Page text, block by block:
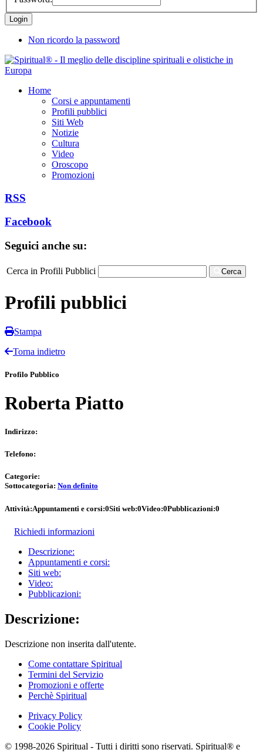
Non ricordo la password
Home
Corsi e appuntamenti
Profili pubblici
Siti Web
Notizie
Cultura
Video
Oroscopo
Promozioni
RSS
Facebook
Seguici anche su:
Cerca in Profili Pubblici Cerca
Profili pubblici
Stampa
Torna indietro
Profilo Pubblico
Roberta Piatto
Indirizzo:
Telefono:
Categorie:
Sottocategoria: Non definito
Attività:Appuntamenti e corsi:0Siti web:0Video:0Pubblicazioni:0
Richiedi informazioni
Descrizione:
Appuntamenti e corsi:
Siti web:
Video:
Pubblicazioni:
Descrizione:
Descrizione non inserita dall'utente.
Come contattare Spiritual
Termini del Servizio
Promozioni e offerte
Perchè Spiritual
Privacy Policy
Cookie Policy
© 1998-2026 Spiritual - Tutti i diritti sono riservati. Spiritual® e